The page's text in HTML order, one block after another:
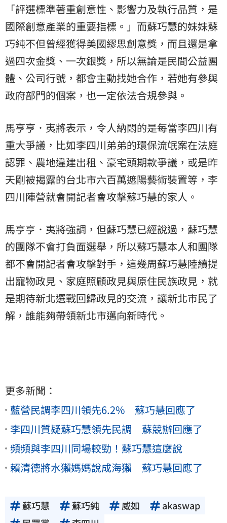
「評選標準著重創意性、影響力及執行品質，是
國際創意產業的重要指標。」而蘇巧慧的妹妹蘇
巧純不但曾經獲得美國繆思創意獎，而且還是拿
過四次金獎、一次銀獎，所以無論是民間公益團
體、公司行號，都會主動找她合作，若她有參與
政府部門的個案，也一定依法合規參與。
馬亨亨．夷將表示，令人納悶的是每當李四川有
重大爭議，比如李四川弟弟的環保流氓案在法庭
認罪、農地違建出租、豪宅頭期款爭議，或是昨
天剛被揭露的台北市六百萬遮陽藝術裝置等，李
四川陣營就會開記者會攻擊蘇巧慧的家人。
馬亨亨．夷將強調，但蘇巧慧已經說過，蘇巧慧
的團隊不會打負面選舉，所以蘇巧慧本人和團隊
都不會開記者會攻擊對手，這幾周蘇巧慧陸續提
出寵物政見、家庭照顧政見與原住民族政見，就
是期待新北選戰回歸政見的交流，讓新北市民了
解，誰能夠帶領新北市邁向新時代。
更多新聞：
藍營民調李四川領先6.2% 蘇巧慧回應了
李四川質疑蘇巧慧領先民調 蘇競辦回應了
頻頻與李四川同場較勁！蘇巧慧這麼說
賴清德將水獺媽媽說成海獺 蘇巧慧回應了
蘇巧慧 蘇巧純 威如
akaswap